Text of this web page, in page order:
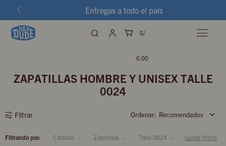
Entregas a todo el país
S/
0.00

ZAPATILLAS HOMBRE Y UNISEX TALLE
0024
Recomendados
Filtrando por: Calzado Zapatillas Talle 0024 Quitar filtros